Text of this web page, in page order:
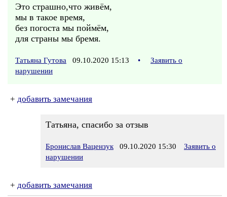
Это страшно,что живём,
мы в такое время,
без погоста мы поймём,
для страны мы бремя.
Татьяна Гутова 09.10.2020 15:13 •
Заявить о
нарушении
+ добавить замечания
Татьяна, спасибо за отзыв
Бронислав Вацензук 09.10.2020 15:30
Заявить о
нарушении
+ добавить замечания